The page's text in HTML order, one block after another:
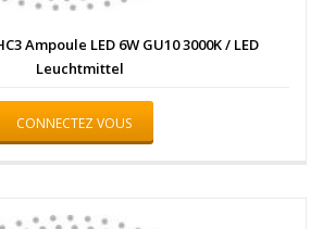
Ampoule LED 6W GU10 3000K / LED
Leuchtmittel
CONNECTEZ VOUS